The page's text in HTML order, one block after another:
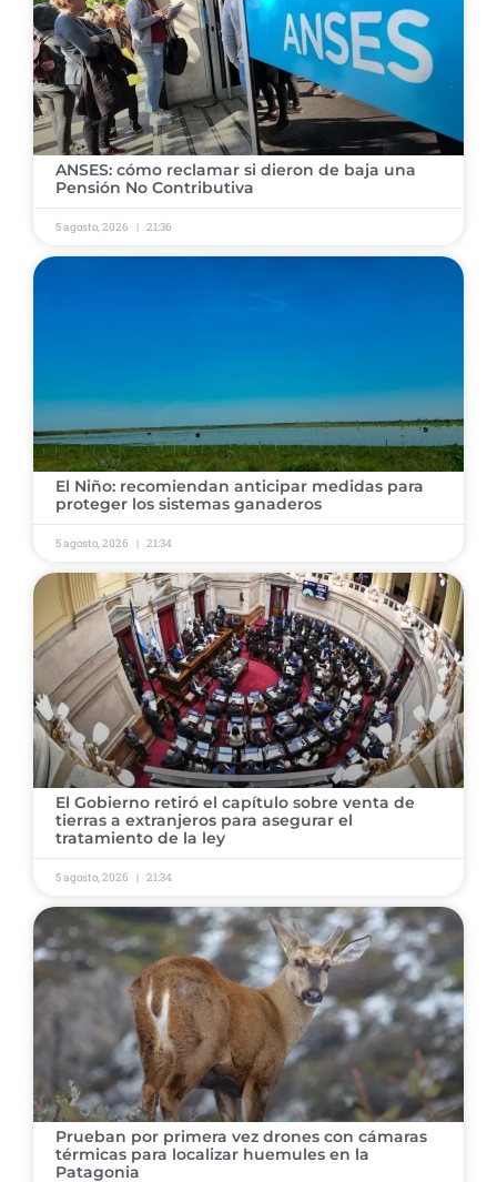
ANSES: cómo reclamar si dieron de baja una
Pensión No Contributiva
5 agosto, 2026 21:36
El Niño: recomiendan anticipar medidas para
proteger los sistemas ganaderos
5 agosto, 2026 21:34
El Gobierno retiró el capítulo sobre venta de
tierras a extranjeros para asegurar el
tratamiento de la ley
5 agosto, 2026 21:34
Prueban por primera vez drones con cámaras
térmicas para localizar huemules en la
Patagonia